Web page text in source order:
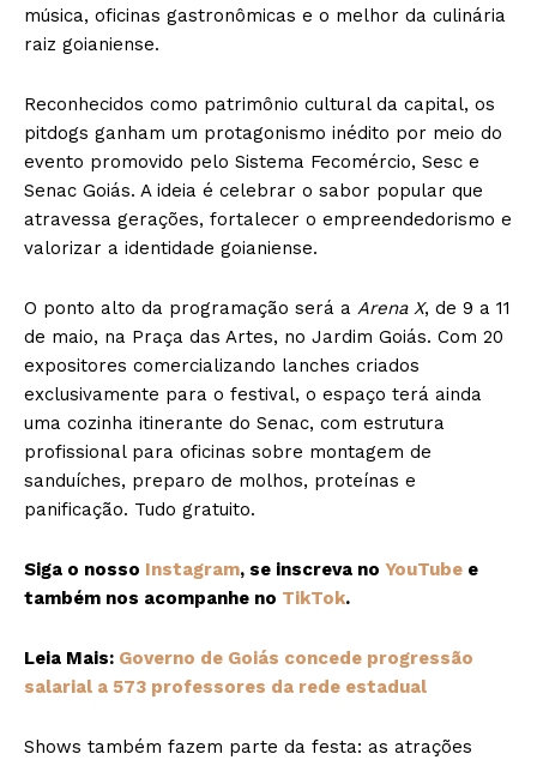
música, oficinas gastronômicas e o melhor da culinária
raiz goianiense.
Reconhecidos como patrimônio cultural da capital, os
pitdogs ganham um protagonismo inédito por meio do
evento promovido pelo Sistema Fecomércio, Sesc e
Senac Goiás. A ideia é celebrar o sabor popular que
atravessa gerações, fortalecer o empreendedorismo e
valorizar a identidade goianiense.
O ponto alto da programação será a Arena X, de 9 a 11
de maio, na Praça das Artes, no Jardim Goiás. Com 20
expositores comercializando lanches criados
exclusivamente para o festival, o espaço terá ainda
uma cozinha itinerante do Senac, com estrutura
profissional para oficinas sobre montagem de
sanduíches, preparo de molhos, proteínas e
panificação. Tudo gratuito.
Siga o nosso Instagram, se inscreva no YouTube e
também nos acompanhe no TikTok.
Leia Mais: Governo de Goiás concede progressão
salarial a 573 professores da rede estadual
Shows também fazem parte da festa: as atrações